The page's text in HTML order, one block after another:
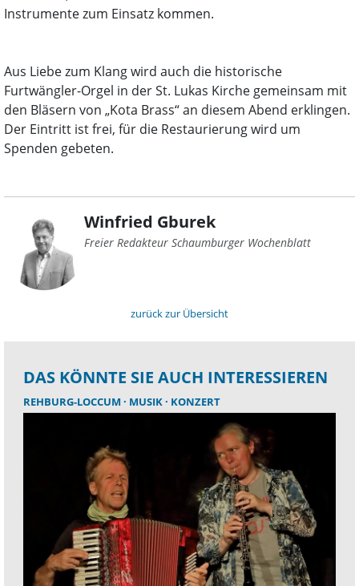
Instrumente zum Einsatz kommen.
Aus Liebe zum Klang wird auch die historische
Furtwängler-Orgel in der St. Lukas Kirche gemeinsam mit
den Bläsern von „Kota Brass“ an diesem Abend erklingen.
Der Eintritt ist frei, für die Restaurierung wird um
Spenden gebeten.
Winfried Gburek
Freier Redakteur Schaumburger Wochenblatt
zurück zur Übersicht
DAS KÖNNTE SIE AUCH INTERESSIEREN
REHBURG-LOCCUM MUSIK KONZERT